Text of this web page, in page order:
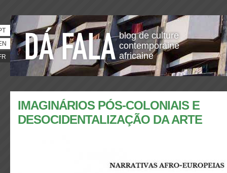
blog de culture
contemporaine
africaine
IMAGINÁRIOS PÓS-COLONIAIS E
DESOCIDENTALIZAÇÃO DA ARTE